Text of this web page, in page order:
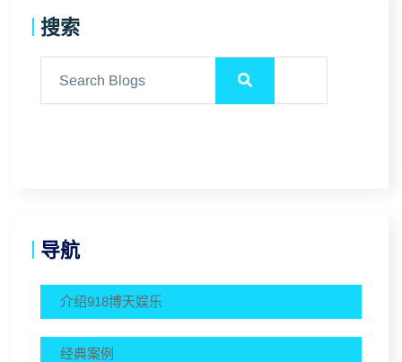
搜索
导航
介绍918博天娱乐
经典案例